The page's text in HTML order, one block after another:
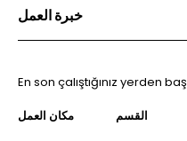
خبرة العمل
En son çalıştığınız yerden
مكان العمل
القسم